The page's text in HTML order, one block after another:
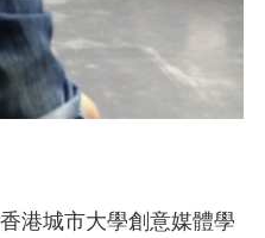
港城市大學創意媒體學